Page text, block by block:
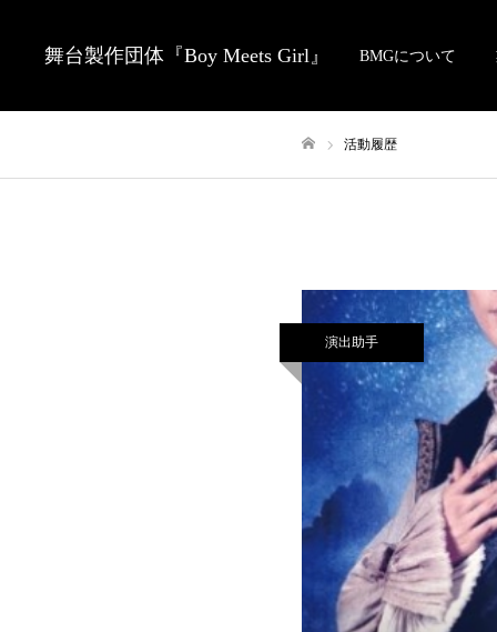
舞台製作団体『Boy Meets Girl』 BMGについて
活動履歴
演出助手